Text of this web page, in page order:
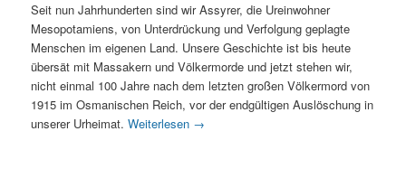
Seit nun Jahrhunderten sind wir Assyrer, die Ureinwohner
Mesopotamiens, von Unterdrückung und Verfolgung geplagte
Menschen im eigenen Land. Unsere Geschichte ist bis heute
übersät mit Massakern und Völkermorde und jetzt stehen wir,
nicht einmal 100 Jahre nach dem letzten großen Völkermord von
1915 im Osmanischen Reich, vor der endgültigen Auslöschung in
unserer Urheimat.Weiterlesen →